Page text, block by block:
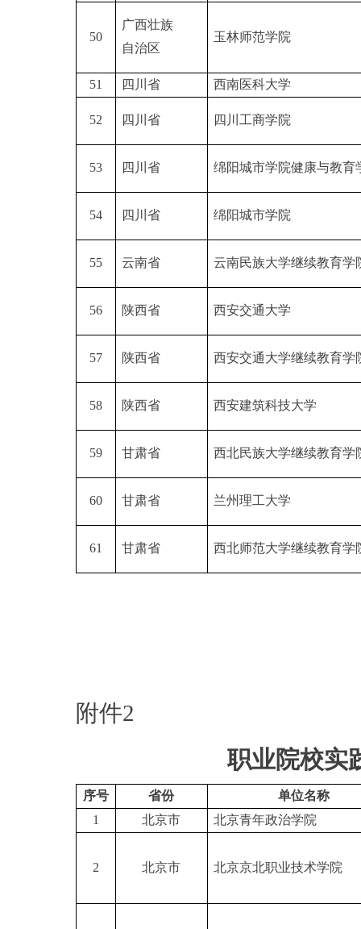
50
广西壮族
自治区
玉林师范学院
51 四川省 西南医科大学
52 四川省 四川工商学院
53 四川省 绵阳城市学院健康与教育
54 四川省 绵阳城市学院
55 云南省 云南民族大学继续教育学
56 陕西省 西安交通大学
57 陕西省 西安交通大学继续教育学
58 陕西省 西安建筑科技大学
59 甘肃省 西北民族大学继续教育学
60 甘肃省 兰州理工大学
61 甘肃省 西北师范大学继续教育学
附件2
职业院校实
序号 省份
单位名称
1
北京市 北京青年政治学院
2 北京市 北京京北职业技术学院